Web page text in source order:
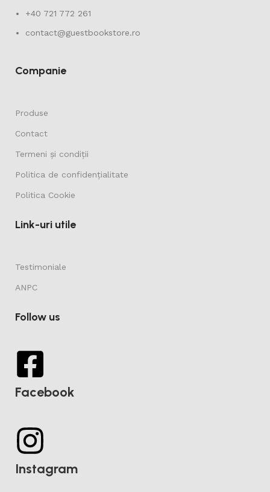
+40 721 772 261
contact@guestbookstore.ro
Companie
Produse
Contact
Termeni și condiții
Politica de confidențialitate
Politica Cookie
Link-uri utile
Testimoniale
ANPC
Follow us
Facebook
Instagram